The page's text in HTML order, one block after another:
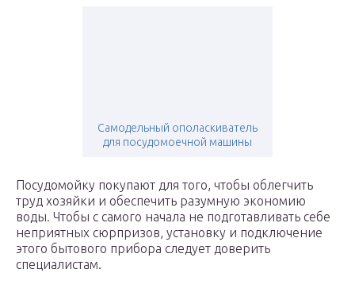
Самодельный ополаскиватель
для посудомоечной машины
Посудомойку покупают для того, чтобы облегчить
труд хозяйки и обеспечить разумную экономию
воды. Чтобы с самого начала не подготавливать себе
неприятных сюрпризов, установку и подключение
этого бытового прибора следует доверить
специалистам.